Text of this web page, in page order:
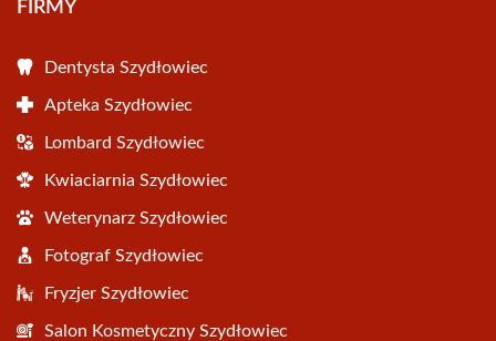
FIRMY
Dentysta Szydłowiec
Apteka Szydłowiec
Lombard Szydłowiec
Kwiaciarnia Szydłowiec
Weterynarz Szydłowiec
Fotograf Szydłowiec
Fryzjer Szydłowiec
Salon Kosmetyczny Szydłowiec